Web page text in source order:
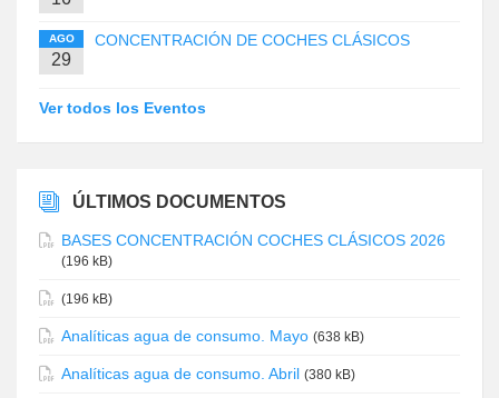
AGO
29
CONCENTRACIÓN DE COCHES CLÁSICOS
Ver todos los Eventos
ÚLTIMOS DOCUMENTOS
BASES CONCENTRACIÓN COCHES CLÁSICOS 2026
(196 kB)
(196 kB)
Analíticas agua de consumo. Mayo (638 kB)
Analíticas agua de consumo. Abril (380 kB)